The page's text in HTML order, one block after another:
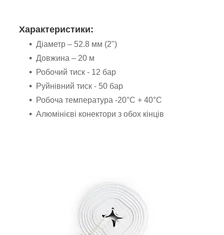
Характеристики:
Діаметр – 52.8 мм (2")
Довжина – 20 м
Робочий тиск - 12 бар
Руйнівний тиск - 50 бар
Робоча температура -20°C + 40°C
Алюмінієві конектори з обох кінців